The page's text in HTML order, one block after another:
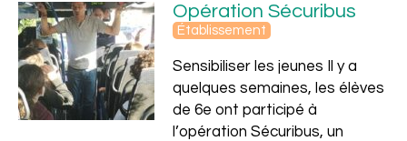
Opération Sécuribus
Établissement
Sensibiliser les jeunes Il y a
quelques semaines, les élèves
de 6e ont participé à
l’opération Sécuribus, un